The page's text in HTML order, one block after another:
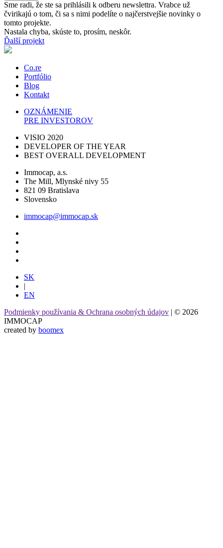
Sme radi, že ste sa prihlásili k odberu newslettra. Vrabce už
čvirikajú o tom, či sa s nimi podelíte o najčerstvejšie novinky o
tomto projekte.
Nastala chyba, skúste to, prosím, neskôr.
Ďalší projekt
Co.re
Portfólio
Blog
Kontakt
OZNÁMENIE
PRE INVESTOROV
VISIO 2020
DEVELOPER OF THE YEAR
BEST OVERALL DEVELOPMENT
Immocap, a.s.
The Mill, Mlynské nivy 55
821 09 Bratislava
Slovensko
immocap@immocap.sk
SK
|
EN
Podmienky používania & Ochrana osobných údajov | © 2026
IMMOCAP
created by boomex